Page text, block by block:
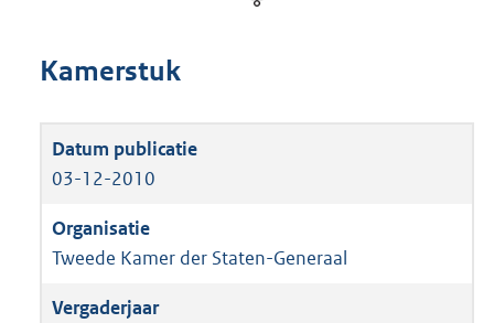
Kamerstuk
03-12-2010
Tweede Kamer der Staten-Generaal